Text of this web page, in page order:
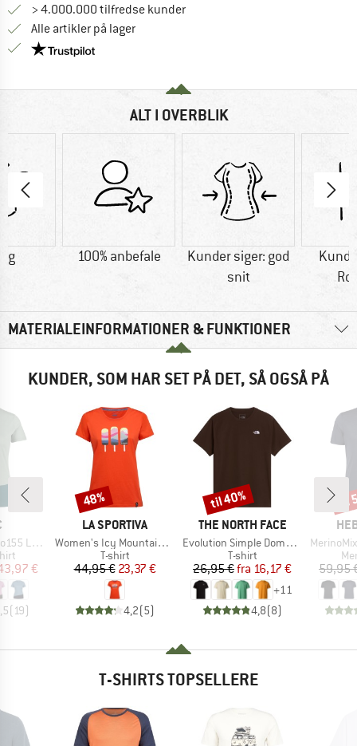
> 4.000.000 tilfredse kunder
Alle artikler på lager
Vi er Trustpilot-certificeret - oplysningerne får du
ALT I OVERBLIK
g 100% anbefale
Kunder siger: god
snit
MATERIALEINFORMATIONER & FUNKTIONER
KUNDER, SOM HAR SET PÅ DET, SÅ OGSÅ PÅ
T-Shirt
pris
€
(19)
MÆRKE
LA SPORTIVA
Artikel
Women's Icy Mountains T-Shirt
Produktgruppe
T-shirt
Pris
44,95 €Nedsat pris
23,37 €
4,2(5)
Rabat
48%
MÆRKE
THE NORTH FACE
Artikel
Evolution Simple Dome Short Sleeve
Produktgruppe
T-shirt
Pris
26,95 € Nedsat pris
fra 16,17 €
+11
4,8(8)
Rabat
til 40%
Artikel
MerinoMix150
59,95
T-SHIRTS TOPSELLERE